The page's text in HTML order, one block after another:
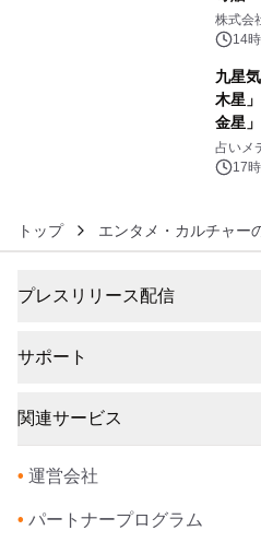
株式会
14
九星
木星
金星
ング
占いメ
17
トップ エンタメ・カルチャー
プレスリリース配信
サポート
関連サービス
• 運営会社
• パートナープログラム